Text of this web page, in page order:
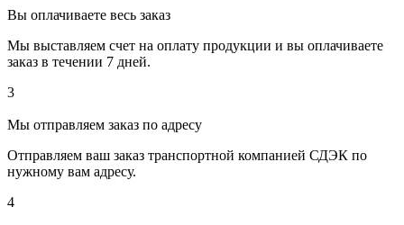
Вы оплачиваете весь заказ
Мы выставляем счет на оплату продукции и вы оплачиваете
заказ в течении 7 дней.
3
Мы отправляем заказ по адресу
Отправляем ваш заказ транспортной компанией СДЭК по
нужному вам адресу.
4